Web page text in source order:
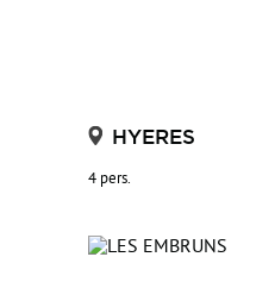
HYERES
4 pers.